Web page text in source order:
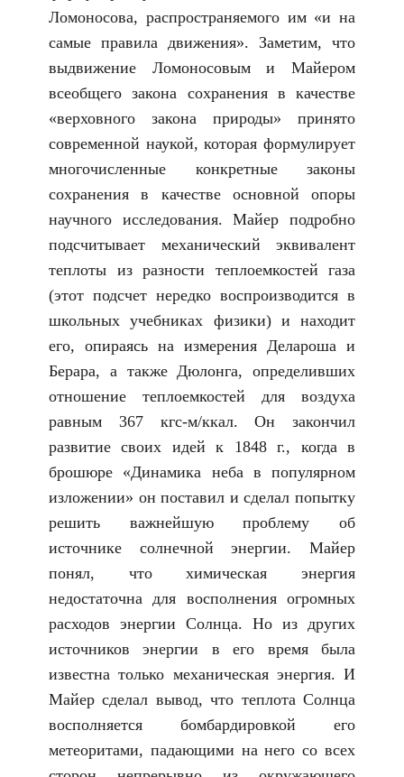
Ломоносова, распространяемого им «и на
самые правила движения». Заметим, что
выдвижение Ломоносовым и Майером
всеобщего закона сохранения в качестве
«верховного закона природы» принято
современной наукой, которая формулирует
многочисленные конкретные законы
сохранения в качестве основной опоры
научного исследования. Майер подробно
подсчитывает механический эквивалент
теплоты из разности теплоемкостей газа
(этот подсчет нередко воспроизводится в
школьных учебниках физики) и находит
его, опираясь на измерения Делароша и
Берара, а также Дюлонга, определивших
отношение теплоемкостей для воздуха
равным 367 кгс-м/ккал. Он закончил
развитие своих идей к 1848 г., когда в
брошюре «Динамика неба в популярном
изложении» он поставил и сделал попытку
решить важнейшую проблему об
источнике солнечной энергии. Майер
понял, что химическая энергия
недостаточна для восполнения огромных
расходов энергии Солнца. Но из других
источников энергии в его время была
известна только механическая энергия. И
Майер сделал вывод, что теплота Солнца
восполняется бомбардировкой его
метеоритами, падающими на него со всех